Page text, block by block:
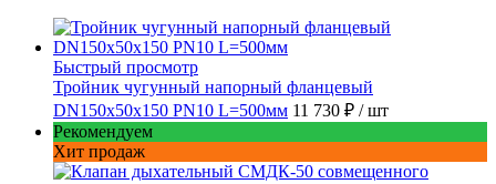
Быстрый просмотр
Тройник чугунный напорный фланцевый
DN150х50х150 PN10 L=500мм 11 730 ₽ / шт
Рекомендуем
Хит продаж